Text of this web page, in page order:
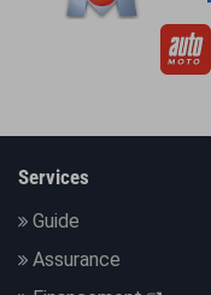
Services
Guide
Assurance